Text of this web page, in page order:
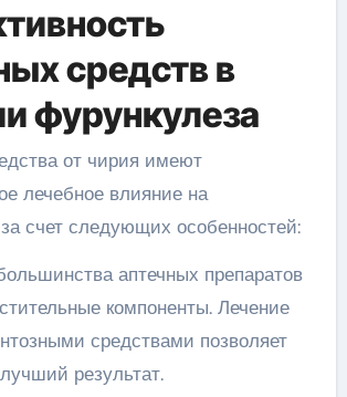
средств в
фурункулеза
от чирия имеют
лечебное влияние на
счет следующих особенностей:
аптечных препаратов
компоненты. Лечение
средствами позволяет
результат.